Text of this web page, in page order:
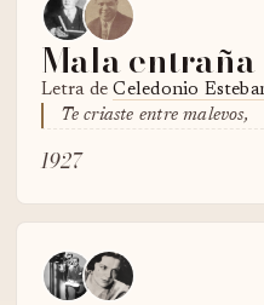
Mala entraña
Letra deCeledonio
Te criaste entre malevos,
1927